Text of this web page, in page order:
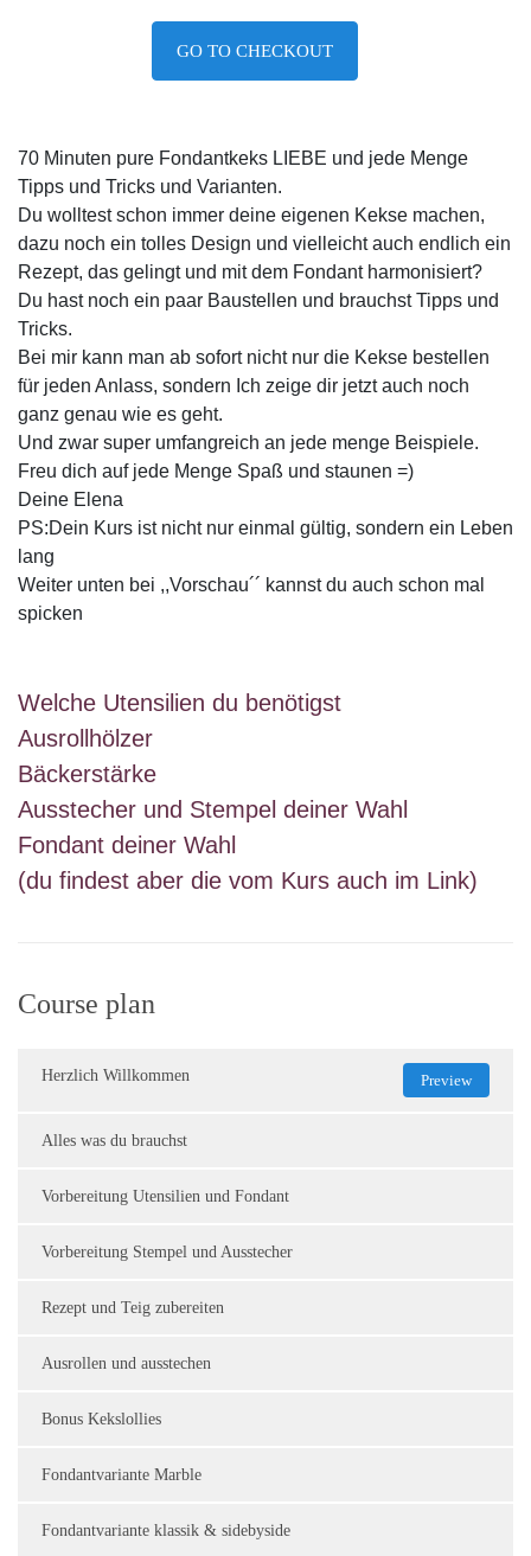
GO TO CHECKOUT
70 Minuten pure Fondantkeks LIEBE und jede Menge
Tipps und Tricks und Varianten.
Du wolltest schon immer deine eigenen Kekse machen,
dazu noch ein tolles Design und vielleicht auch endlich ein
Rezept, das gelingt und mit dem Fondant harmonisiert?
Du hast noch ein paar Baustellen und brauchst Tipps und
Tricks.
Bei mir kann man ab sofort nicht nur die Kekse bestellen
für jeden Anlass, sondern Ich zeige dir jetzt auch noch
ganz genau wie es geht.
Und zwar super umfangreich an jede menge Beispiele.
Freu dich auf jede Menge Spaß und staunen =)
Deine Elena
PS:Dein Kurs ist nicht nur einmal gültig, sondern ein Leben
lang
Weiter unten bei ,,Vorschau´´ kannst du auch schon mal
spicken
Welche Utensilien du benötigst
Ausrollhölzer
Bäckerstärke
Ausstecher und Stempel deiner Wahl
Fondant deiner Wahl
(du findest aber die vom Kurs auch im Link)
Course plan
Herzlich Willkommen Preview
Alles was du brauchst
Vorbereitung Utensilien und Fondant
Vorbereitung Stempel und Ausstecher
Rezept und Teig zubereiten
Ausrollen und ausstechen
Bonus Kekslollies
Fondantvariante Marble
Fondantvariante klassik & sidebyside